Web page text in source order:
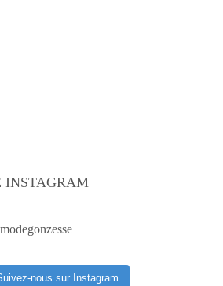
INSTAGRAM
nous sur Instagram